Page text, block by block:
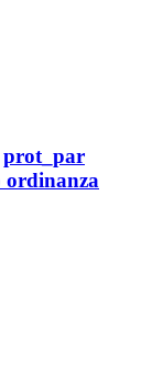
prot_par
ordinanza